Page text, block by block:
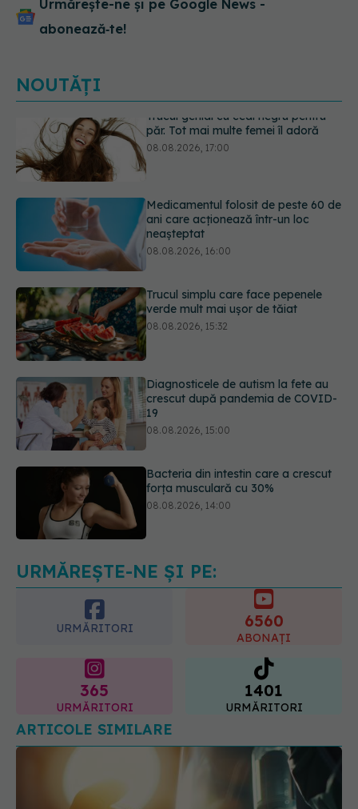
Urmărește-ne și pe Google News -
abonează‑te!
NOUTĂȚI
Medicamentul folosit de peste 60 de
ani care acționează într-un loc
Trucul simplu care face pepenele
verde mult mai ușor de tăiat
Diagnosticele de autism la fete au
crescut după pandemia de COVID-
Bacteria din intestin care a crescut
forța musculară cu 30%
Trucul genial cu ceai negru pentru
păr. Tot mai multe femei îl adoră
URMĂREȘTE-NE ȘI PE:
URMĂRITORI 6560
ABONAȚI
365
URMĂRITORI
1401
URMĂRITORI
ARTICOLE SIMILARE